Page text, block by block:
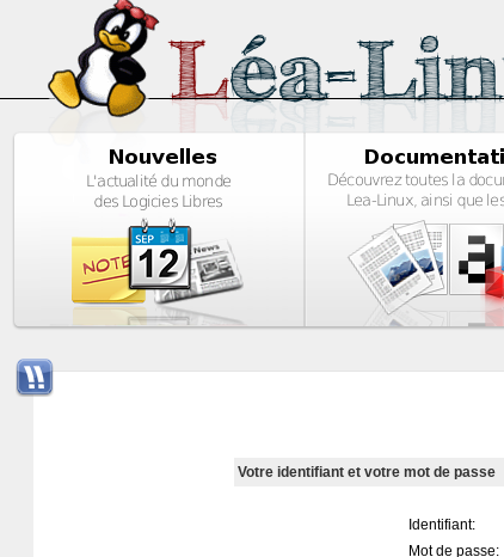
Votre identifiant et votre mot de passe
Identifiant:
Mot de passe: